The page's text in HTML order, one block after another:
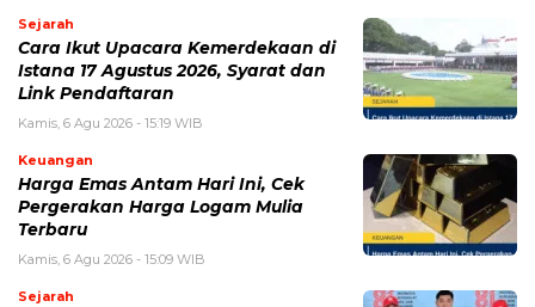
Kamis, 6 Agustus 2026 - 15:46 WIB
Kecelakaan Bus ALS Tewaskan Belasan Penumpang,
Polisi Tetapkan Dua Tersangka
Sarwendah Disebut Setia Dampingi Ruben Onsu Saat
Kondisi Kritis, Ini Kabar Terbarunya
Manfaat, dan Jadwal Pendaftarannya